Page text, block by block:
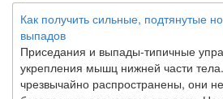
выпадов
Приседания и выпады-типичные
укрепления мышц нижней части
чрезвычайно распространены, они не
безопасным вариантом для всех.